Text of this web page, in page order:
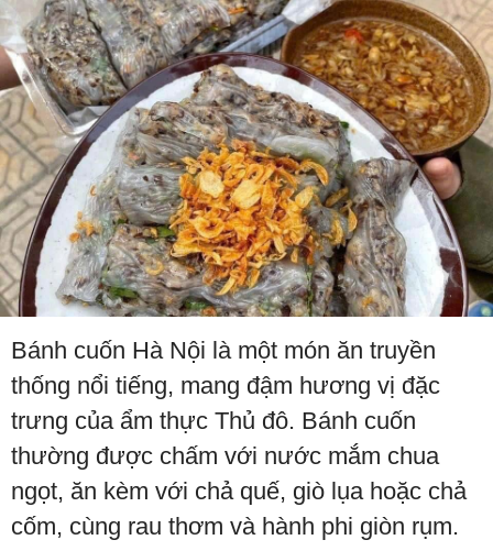
Bánh cuốn Hà Nội là một món ăn truyền
thống nổi tiếng, mang đậm hương vị đặc
trưng của ẩm thực Thủ đô. Bánh cuốn
thường được chấm với nước mắm chua
ngọt, ăn kèm với chả quế, giò lụa hoặc chả
cốm, cùng rau thơm và hành phi giòn rụm.